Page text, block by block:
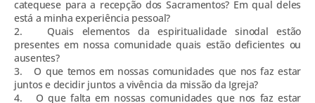
catequese para a recepção dos Sacramentos? Em qual deles
está a minha experiência pessoal?
2. Quais elementos da espiritualidade sinodal estão
presentes em nossa comunidade quais estão deficientes ou
ausentes?
3. O que temos em nossas comunidades que nos faz estar
juntos e decidir juntos a vivência da missão da Igreja?
4. O que falta em nossas comunidades que nos faz estar